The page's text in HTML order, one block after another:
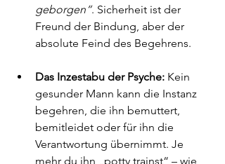
geborgen“. Sicherheit ist der
Freund der Bindung, aber der
absolute Feind des Begehrens.
Das Inzestabu der Psyche: Kein
gesunder Mann kann die Instanz
begehren, die ihn bemuttert,
bemitleidet oder für ihn die
Verantwortung übernimmt. Je
mehr du ihn „potty trainst“ – wie